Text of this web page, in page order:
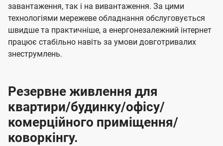
завантаження, так і на вивантаження. За цими
технологіями мережеве обладнання обслуговується
швидше та практичніше, а енергонезалежний інтернет
працює стабільно навіть за умови довготривалих
знеструмлень.
Резервне живлення для
квартири/будинку/офісу/
комерційного приміщення/
коворкінгу.